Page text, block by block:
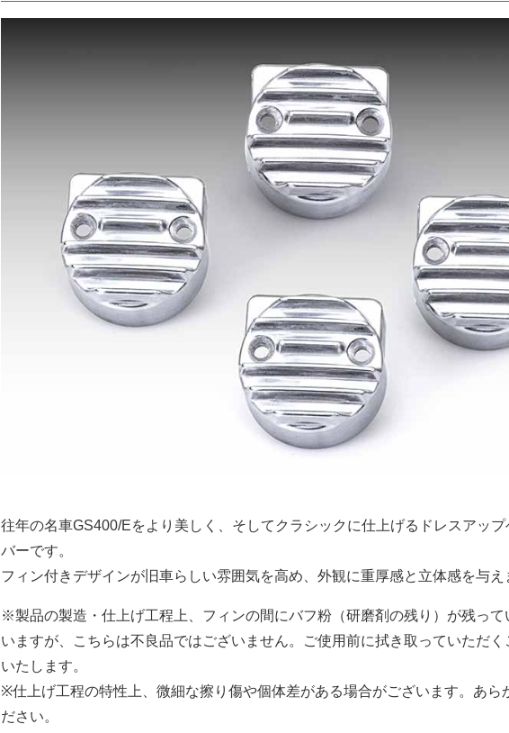
往年の名車GS400/Eをより美しく、そしてクラシックに仕上げるドレスアップ
バーです。
フィン付きデザインが旧車らしい雰囲気を高め、外観に重厚感と立体感を与え
※製品の製造・仕上げ工程上、フィンの間にバフ粉（研磨剤の残り）が残って
いますが、こちらは不良品ではございません。ご使用前に拭き取っていただく
いたします。
※仕上げ工程の特性上、微細な擦り傷や個体差がある場合がございます。あら
ださい。